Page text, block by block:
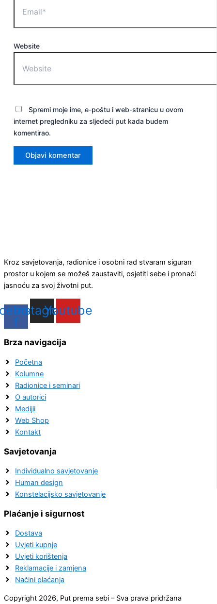
Website
Spremi moje ime, e-poštu i web-stranicu u ovom
internet pregledniku za sljedeći put kada budem
komentirao.
Kroz savjetovanja, radionice i osobni rad stvaram siguran
prostor u kojem se možeš zaustaviti, osjetiti sebe i pronaći
jasnoću za svoj životni put.
f
Instagram
Youtube
Brza navigacija
Početna
Kolumne
Radionice i seminari
O autorici
Medijii
Web Shop
Kontakt
Savjetovanja
Individualno savjetovanje
Human design
Konstelacijsko savjetovanje
Plaćanje i sigurnost
Dostava
Uvjeti kupnje
Uvjeti korištenja
Reklamacije i zamjena
Načini plaćanja
Copyright 2026, Put prema sebi – Sva prava pridržana